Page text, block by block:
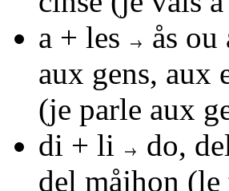
a + les
ås ou
aux gens, aux
(je parle aux
di + li
do,
del måjhon (le